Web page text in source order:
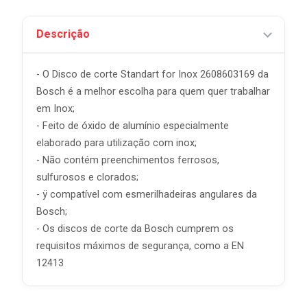
Descrição
- O Disco de corte Standart for Inox 2608603169 da
Bosch é a melhor escolha para quem quer trabalhar
em Inox;
- Feito de óxido de alumínio especialmente
elaborado para utilização com inox;
- Não contém preenchimentos ferrosos,
sulfurosos e clorados;
- ÿ compatível com esmerilhadeiras angulares da
Bosch;
- Os discos de corte da Bosch cumprem os
requisitos máximos de segurança, como a EN
12413